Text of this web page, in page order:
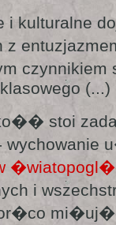
i kulturalne
(...)
stoi
i